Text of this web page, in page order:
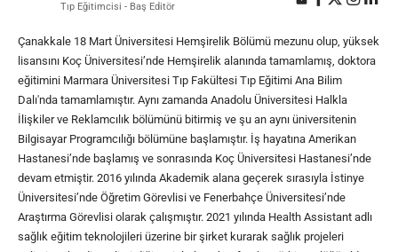
Tıp Eğitimcisi - Baş Editör
Çanakkale 18 Mart Üniversitesi Hemşirelik Bölümü mezunu olup, yüksek
lisansını Koç Üniversitesi’nde Hemşirelik alanında tamamlamış, doktora
eğitimini Marmara Üniversitesi Tıp Fakültesi Tıp Eğitimi Ana Bilim
Dalı'nda tamamlamıştır. Aynı zamanda Anadolu Üniversitesi Halkla
İlişkiler ve Reklamcılık bölümünü bitirmiş ve şu an aynı üniversitenin
Bilgisayar Programcılığı bölümüne başlamıştır. İş hayatına Amerikan
Hastanesi’nde başlamış ve sonrasında Koç Üniversitesi Hastanesi’nde
devam etmiştir. 2016 yılında Akademik alana geçerek sırasıyla İstinye
Üniversitesi’nde Öğretim Görevlisi ve Fenerbahçe Üniversitesi’nde
Araştırma Görevlisi olarak çalışmıştır. 2021 yılında Health Assistant adlı
sağlık eğitim teknolojileri üzerine bir şirket kurarak sağlık projeleri